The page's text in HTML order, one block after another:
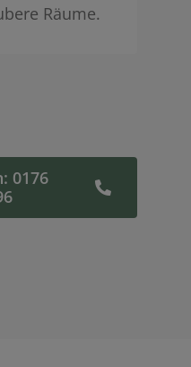
Räume.
0176